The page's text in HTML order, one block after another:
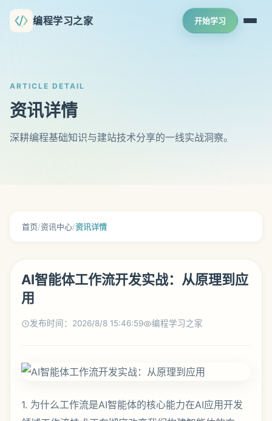
编程学习之家 开始学习
ARTICLE DETAIL
资讯详情
深耕编程基础知识与建站技术分享的一线实战洞察。
首页/资讯中心/资讯详情
AI智能体工作流开发实战：从原理到应
用
发布时间：2026/8/8 15:46:59 编程学习之家
1. 为什么工作流是AI智能体的核心能力在AI应用开发